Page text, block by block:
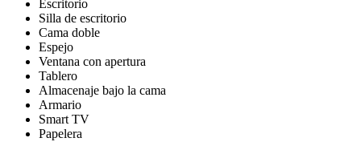
Escritorio
Silla de escritorio
Cama doble
Espejo
Ventana con apertura
Tablero
Almacenaje bajo la cama
Armario
Smart TV
Papelera